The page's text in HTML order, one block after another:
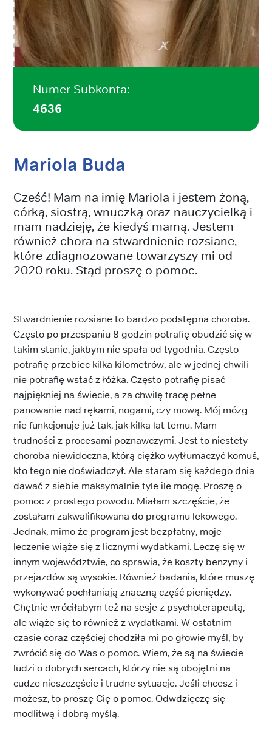
Numer Subkonta:
4636
Mariola Buda
Cześć! Mam na imię Mariola i jestem żoną,
córką, siostrą, wnuczką oraz nauczycielką i
mam nadzieję, że kiedyś mamą. Jestem
również chora na stwardnienie rozsiane,
które zdiagnozowane towarzyszy mi od
2020 roku. Stąd proszę o pomoc.
Stwardnienie rozsiane to bardzo podstępna choroba.
Często po przespaniu 8 godzin potrafię obudzić się w
takim stanie, jakbym nie spała od tygodnia. Często
potrafię przebiec kilka kilometrów, ale w jednej chwili
nie potrafię wstać z łóżka. Często potrafię pisać
najpiękniej na świecie, a za chwilę tracę pełne
panowanie nad rękami, nogami, czy mową. Mój mózg
nie funkcjonuje już tak, jak kilka lat temu. Mam
trudności z procesami poznawczymi. Jest to niestety
choroba niewidoczna, którą ciężko wytłumaczyć komuś,
kto tego nie doświadczył. Ale staram się każdego dnia
dawać z siebie maksymalnie tyle ile mogę. Proszę o
pomoc z prostego powodu. Miałam szczęście, że
zostałam zakwalifikowana do programu lekowego.
Jednak, mimo że program jest bezpłatny, moje
leczenie wiąże się z licznymi wydatkami. Leczę się w
innym województwie, co sprawia, że koszty benzyny i
przejazdów są wysokie. Również badania, które muszę
wykonywać pochłaniają znaczną część pieniędzy.
Chętnie wróciłabym też na sesje z psychoterapeutą,
ale wiąże się to również z wydatkami. W ostatnim
czasie coraz częściej chodziła mi po głowie myśl, by
zwrócić się do Was o pomoc. Wiem, że są na świecie
ludzi o dobrych sercach, którzy nie są obojętni na
cudze nieszczęście i trudne sytuacje. Jeśli chcesz i
możesz, to proszę Cię o pomoc. Odwdzięczę się
modlitwą i dobrą myślą.